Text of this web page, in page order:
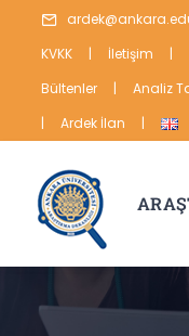
content
KVKK
| İletişim
|
Bültenler
|
Analiz
|
Ardek İlan |
HAKKIMIZDA
ARAŞTIRMA